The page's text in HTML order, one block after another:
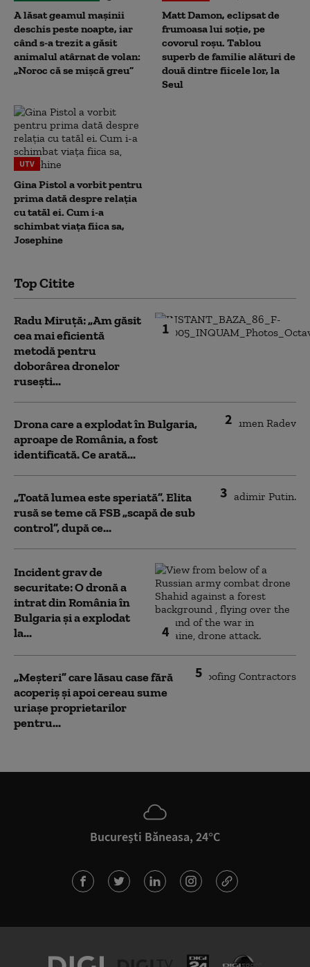
A lăsat geamul mașinii
deschis peste noapte, iar
când s-a trezit a găsit
animalul atârnat de volan:
„Noroc că se mișcă greu”
Matt Damon, eclipsat de
frumoasa lui soție, pe
covorul roșu. Tablou
superb de familie alături de
două dintre fiicele lor, la
Seul
UTV
Gina Pistol a vorbit pentru
prima dată despre relația
cu tatăl ei. Cum i-a
schimbat viața fiica sa,
Josephine
Top Citite
1
Radu Miruță: „Am găsit
cea mai eficientă
metodă pentru
doborârea dronelor
rusești...
2
Drona care a explodat în Bulgaria,
aproape de România, a fost
identificată. Ce arată...
3
„Toată lumea este speriată”. Elita
rusă se teme că FSB „scapă de sub
control”, după ce...
4
Incident grav de
securitate: O dronă a
intrat din România în
Bulgaria şi a explodat
la...
5
„Meșteri” care lăsau case fără
acoperiș și apoi cereau sume
uriașe proprietarilor
pentru...
București Băneasa, 24°C